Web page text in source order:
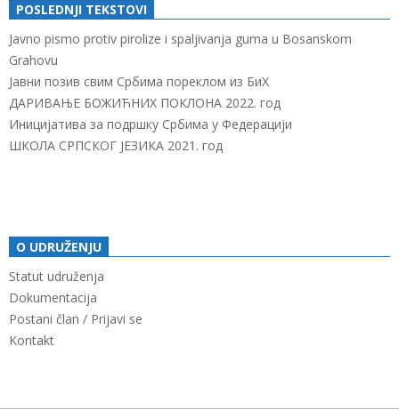
POSLEDNJI TEKSTOVI
Javno pismo protiv pirolize i spaljivanja guma u Bosanskom
Grahovu
Јавни позив свим Србима пореклом из БиХ
ДАРИВАЊЕ БОЖИЋНИХ ПОКЛОНА 2022. год
Иницијатива за подршку Србима у Федерацији
ШКОЛА СРПСКОГ ЈЕЗИКА 2021. год
O UDRUŽENJU
Statut udruženja
Dokumentacija
Postani član / Prijavi se
Kontakt